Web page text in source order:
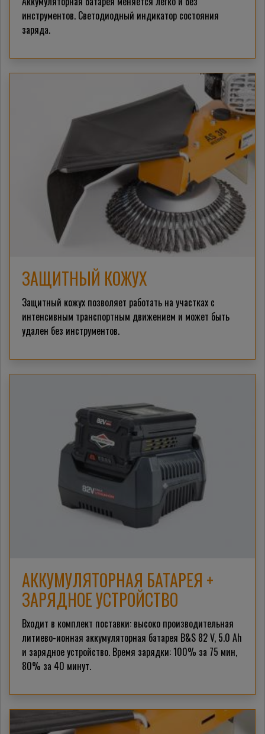
инструментов. Светодиодный индикатор состояния
заряда.
ЗАЩИТНЫЙ КОЖУХ
Защитный кожух позволяет работать на участках с
интенсивным транспортным движением и может быть
удален без инструментов.
АККУМУЛЯТОРНАЯ БАТАРЕЯ +
ЗАРЯДНОЕ УСТРОЙСТВО
Входит в комплект поставки: высоко производительная
литиево-ионная аккумуляторная батарея B&S 82 V, 5.0 Ah
и зарядное устройство. Время зарядки: 100% за 75 мин,
80% за 40 минут.